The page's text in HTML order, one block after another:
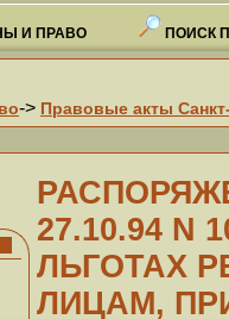
И ПРАВО ПОИСК
-> Правовые акты
27.10.94 N
ЛЬГОТАХ
ЛИЦАМ,